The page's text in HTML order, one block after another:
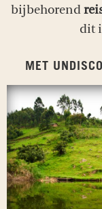
bijbehorend
dit
MET